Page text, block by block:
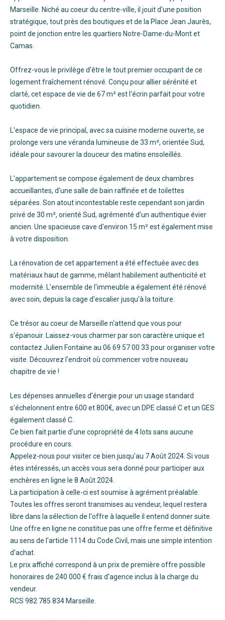
Marseille. Niché au coeur du centre-ville, il jouit d'une position
stratégique, tout près des boutiques et de la Place Jean Jaurès,
point de jonction entre les quartiers Notre-Dame-du-Mont et
Camas.
Offrez-vous le privilège d'être le tout premier occupant de ce
logement fraîchement rénové. Conçu pour allier sérénité et
clarté, cet espace de vie de 67 m² est l'écrin parfait pour votre
quotidien.
L'espace de vie principal, avec sa cuisine moderne ouverte, se
prolonge vers une véranda lumineuse de 33 m², orientée Sud,
idéale pour savourer la douceur des matins ensoleillés.
L'appartement se compose également de deux chambres
accueillantes, d'une salle de bain raffinée et de toilettes
séparées. Son atout incontestable reste cependant son jardin
privé de 30 m², orienté Sud, agrémenté d'un authentique évier
ancien. Une spacieuse cave d'environ 15 m² est également mise
à votre disposition.
La rénovation de cet appartement a été effectuée avec des
matériaux haut de gamme, mêlant habilement authenticité et
modernité. L'ensemble de l'immeuble a également été rénové
avec soin, depuis la cage d'escalier jusqu'à la toiture.
Ce trésor au coeur de Marseille n'attend que vous pour
s'épanouir. Laissez-vous charmer par son caractère unique et
contactez Julien Fontaine au 06 69 57 00 33 pour organiser votre
visite. Découvrez l'endroit où commencer votre nouveau
chapitre de vie !
Les dépenses annuelles d'énergie pour un usage standard
s'échelonnent entre 600 et 800€, avec un DPE classé C et un GES
également classé C.
Ce bien fait partie d'une copropriété de 4 lots sans aucune
procédure en cours.
Appelez-nous pour visiter ce bien jusqu'au 7 Août 2024. Si vous
êtes intéressés, un accès vous sera donné pour participer aux
enchères en ligne le 8 Août 2024.
La participation à celle-ci est soumise à agrément préalable.
Toutes les offres seront transmises au vendeur, lequel restera
libre dans la sélection de l'offre à laquelle il entend donner suite.
Une offre en ligne ne constitue pas une offre ferme et définitive
au sens de l'article 1114 du Code Civil, mais une simple intention
d'achat.
Le prix affiché correspond à un prix de première offre possible
honoraires de 240 000 € frais d'agence inclus à la charge du
vendeur.
RCS 982 785 834 Marseille.